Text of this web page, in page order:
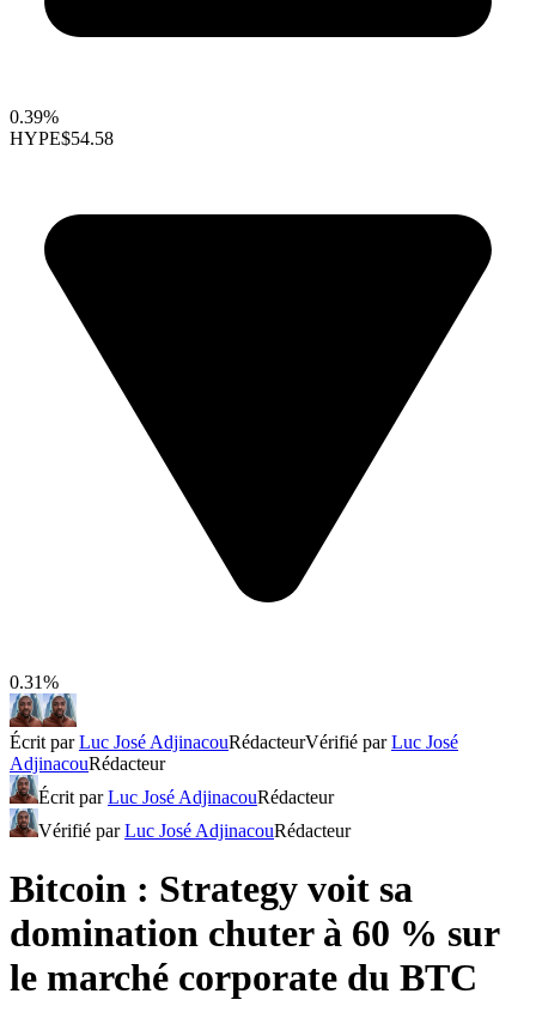
0.39%
HYPE$54.58
0.31%
Écrit parLuc José AdjinacouRédacteurVérifié parLuc José
AdjinacouRédacteur
Écrit parLuc José AdjinacouRédacteur
Vérifié parLuc José AdjinacouRédacteur
Bitcoin : Strategy voit sa
domination chuter à 60 % sur
le marché corporate du BTC